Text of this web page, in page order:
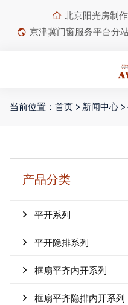
北京阳光房制作
京津冀门窗服务平台分
当前位置： 首页 > 新闻中心 >
产品分类
平开系列
平开隐排系列
框扇平齐内开系列
框扇平齐隐排内开系列